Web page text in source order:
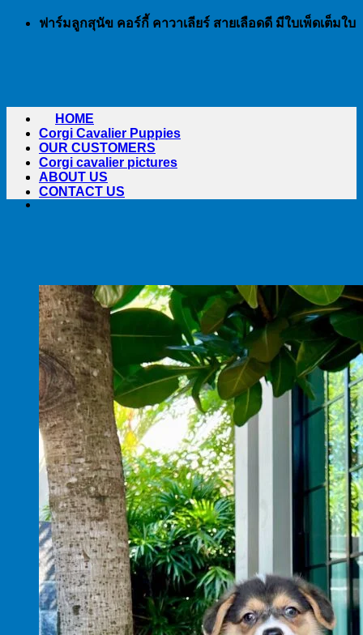
Skip
ฟาร์มลูกสุนัข คอร์กี้ คาวาเลียร์ สายเลือดดี มีใบเพ็ดเต็มใบ
HOME
Corgi Cavalier Puppies
OUR CUSTOMERS
Corgi cavalier pictures
ABOUT US
CONTACT US